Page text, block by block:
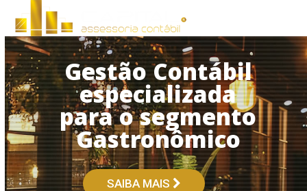
content
Open
mobile
menu
Close
mobile
menu
Gestão Contábil
especializada
para o segmento
Gastronômico
SAIBA MAIS